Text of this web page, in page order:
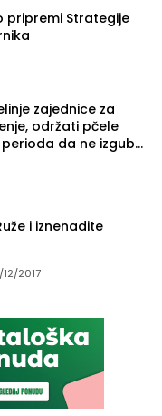
pripremi Strategije
zajednice za
održati pčele
da ne izgube
i iznenadite
12/2017